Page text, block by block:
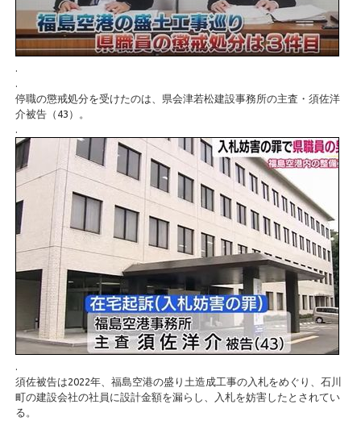
.
.
停職の懲戒処分を受けたのは、県会津若松建設事務所の主査・須佐洋
介被告（43）。
.
.
須佐被告は2022年、福島空港の盛り土造成工事の入札をめぐり、石川
町の建設会社の社員に設計金額を漏らし、入札を妨害したとされてい
る。